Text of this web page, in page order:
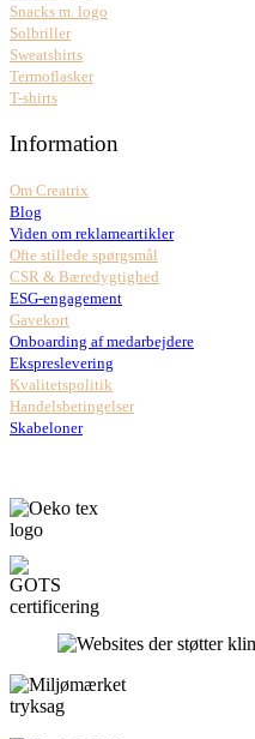
Snacks m. logo
Solbriller
Sweatshirts
Termoflasker
T-shirts
Information
Om Creatrix
Blog
Viden om reklameartikler
Ofte stillede spørgsmål
CSR & Bæredygtighed
ESG-engagement
Gavekort
Onboarding af medarbejdere
Ekspreslevering
Kvalitetspolitik
Handelsbetingelser
Skabeloner